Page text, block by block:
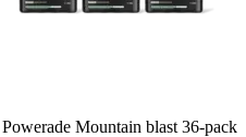
Powerade Mountain blast 36-pack